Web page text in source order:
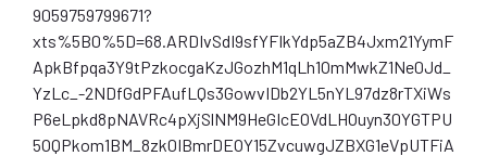
9059759799671?
xts%5B0%5D=68.ARDIvSdI9sfYFIkYdp5aZB4Jxm21YymF
ApkBfpqa3Y9tPzkocgaKzJGozhM1qLh1OmMwkZ1Ne0Jd_
YzLc_-2NDfGdPFAufLQs3GowvIDb2YL5nYL97dz8rTXiWs
P6eLpkd8pNAVRc4pXjSlNM9HeGIcEOVdLHOuyn30YGTPU
5OQPkom1BM_8zk0IBmrDEOY15ZvcuwgJZBXG1eVpUTFiA